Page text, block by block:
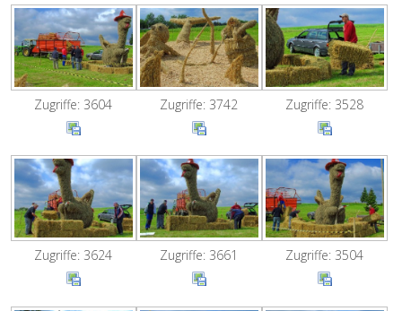
Zugriffe: 3604 Zugriffe: 3742 Zugriffe: 3528
Zugriffe: 3624 Zugriffe: 3661 Zugriffe: 3504